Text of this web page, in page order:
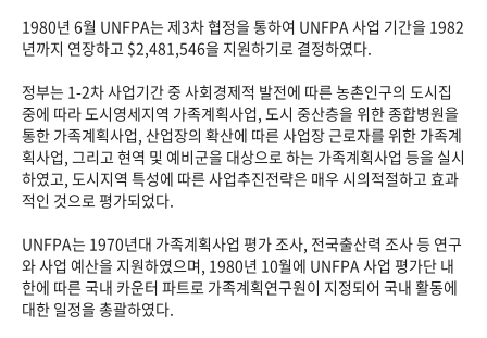
1980년 6월 UNFPA는 제3차 협정을 통하여 UNFPA 사업 기간을 1982
년까지 연장하고 $2,481,546을 지원하기로 결정하였다.
정부는 1-2차 사업기간 중 사회경제적 발전에 따른 농촌인구의 도시집
중에 따라 도시영세지역 가족계획사업, 도시 중산층을 위한 종합병원을
통한 가족계획사업, 산업장의 확산에 따른 사업장 근로자를 위한 가족계
획사업, 그리고 현역 및 예비군을 대상으로 하는 가족계획사업 등을 실시
하였고, 도시지역 특성에 따른 사업추진전략은 매우 시의적절하고 효과
적인 것으로 평가되었다.
UNFPA는 1970년대 가족계획사업 평가 조사, 전국출산력 조사 등 연구
와 사업 예산을 지원하였으며, 1980년 10월에 UNFPA 사업 평가단 내
한에 따른 국내 카운터 파트로 가족계획연구원이 지정되어 국내 활동에
대한 일정을 총괄하였다.